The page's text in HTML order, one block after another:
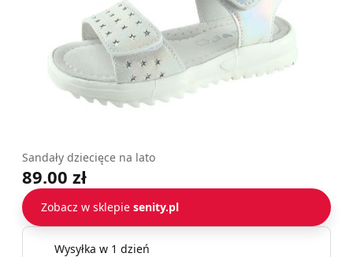
Sandały dziecięce na lato
89.00 zł
Zobacz w sklepie senity.pl
Wysyłka w 1 dzień